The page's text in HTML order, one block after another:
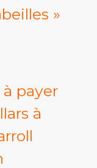
»
payer
à